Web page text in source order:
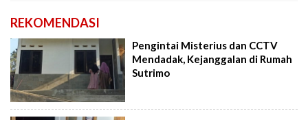
REKOMENDASI
Pengintai Misterius dan CCTV
Mendadak, Kejanggalan di Rumah
Sutrimo